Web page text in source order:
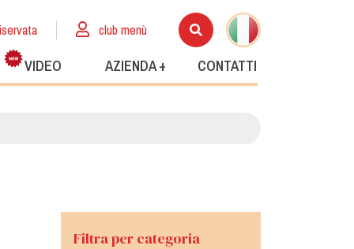
club menù
VIDEO AZIENDA + CONTATTI
Filtra per categoria